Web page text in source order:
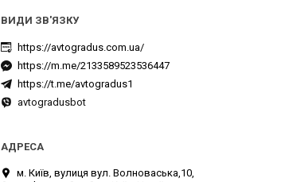
https://avtogradus.com.ua/
https://m.me/2133589523536447
https://t.me/avtogradus1
avtogradusbot
м. Київ, вулиця вул. Волноваська,10,